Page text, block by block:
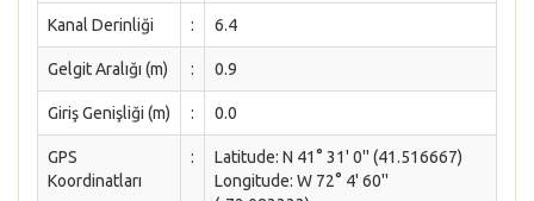
Kanal Derinliği : 6.4
Gelgit Aralığı (m) : 0.9
Giriş Genişliği (m) : 0.0
GPS
Koordinatları
:
Latitude: N 41° 31' 0'' (41.516667)
Longitude: W 72° 4' 60''